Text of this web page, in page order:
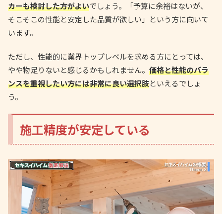
カーも検討した方がよいでしょう。「予算に余裕はないが、
そこそこの性能と安定した品質が欲しい」という方に向いて
います。
ただし、性能的に業界トップレベルを求める方にとっては、
やや物足りないと感じるかもしれません。 価格と性能のバラ
ンスを重視したい方には非常に良い選択肢といえるでしょ
う。
施工精度が安定している